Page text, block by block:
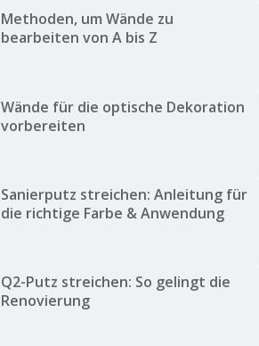
Methoden, um Wände zu
bearbeiten von A bis Z
Wände für die optische Dekoration
vorbereiten
Sanierputz streichen: Anleitung für
die richtige Farbe & Anwendung
Q2-Putz streichen: So gelingt die
Renovierung